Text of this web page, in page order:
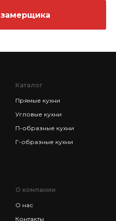
Каталог
Прямые кухни
Угловые кухни
П-образные кухни
Г-образные кухни
О компании
О нас
Контакты